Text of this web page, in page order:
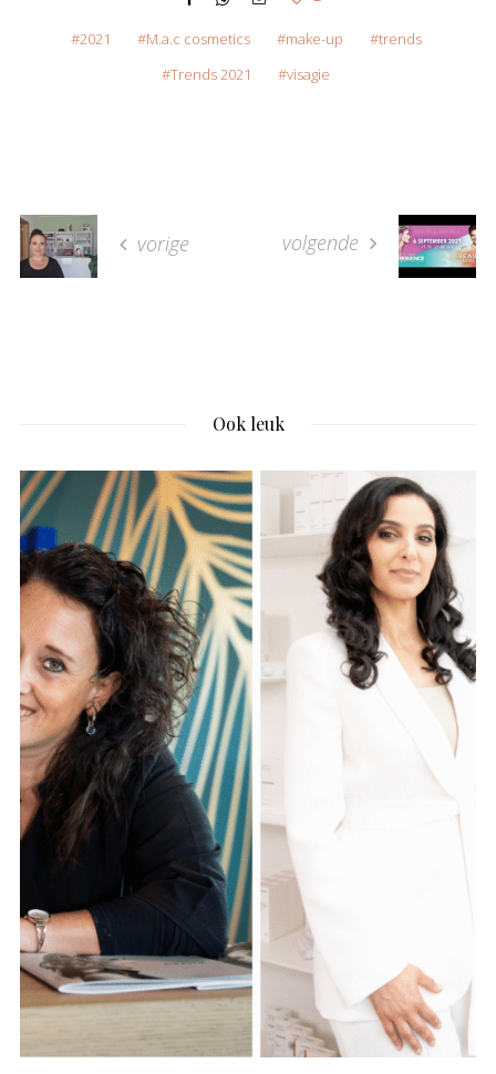
2021 M.a.c cosmetics make-up
trends
Trends 2021
visagie
vorige volgende
Ook leuk